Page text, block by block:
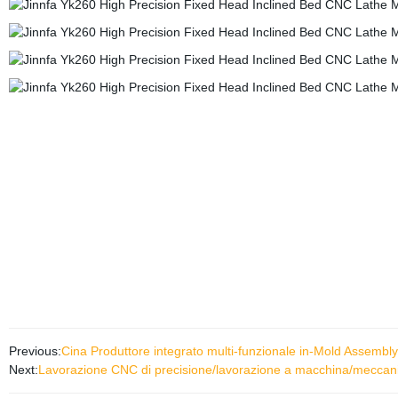
Previous:Cina Produttore integrato multi-funzionale in-Mold
Next:Lavorazione CNC di precisione/lavorazione a macchina/